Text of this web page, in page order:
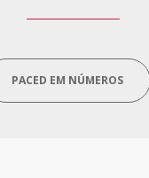
PACED EM NÚMEROS